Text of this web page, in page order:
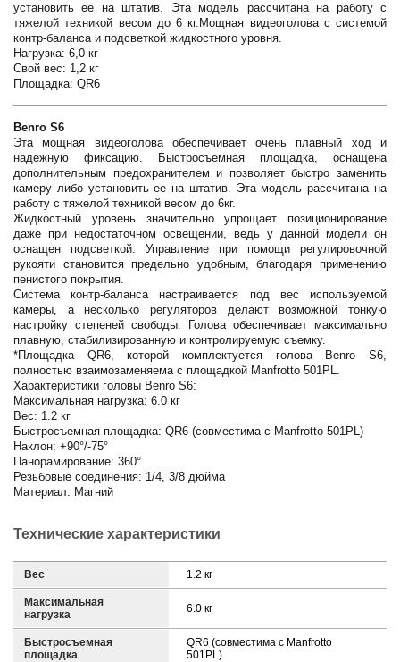
установить ее на штатив. Эта модель рассчитана на работу с
тяжелой техникой весом до 6 кг.Мощная видеоголова с системой
контр-баланса и подсветкой жидкостного уровня.
Нагрузка: 6,0 кг
Свой вес: 1,2 кг
Площадка: QR6
Benro S6
Эта мощная видеоголова обеспечивает очень плавный ход и
надежную фиксацию. Быстросъемная площадка, оснащена
дополнительным предохранителем и позволяет быстро заменить
камеру либо установить ее на штатив. Эта модель рассчитана на
работу с тяжелой техникой весом до 6кг.
Жидкостный уровень значительно упрощает позиционирование
даже при недостаточном освещении, ведь у данной модели он
оснащен подсветкой. Управление при помощи регулировочной
рукояти становится предельно удобным, благодаря применению
пенистого покрытия.
Система контр-баланса настраивается под вес используемой
камеры, а несколько регуляторов делают возможной тонкую
настройку степеней свободы. Голова обеспечивает максимально
плавную, стабилизированную и контролируемую съемку.
*Площадка QR6, которой комплектуется голова Benro S6,
полностью взаимозаменяема с площадкой Manfrotto 501PL.
Характеристики головы Benro S6:
Максимальная нагрузка: 6.0 кг
Вес: 1.2 кг
Быстросъемная площадка: QR6 (совместима с Manfrotto 501PL)
Наклон: +90°/-75°
Панорамирование: 360°
Резьбовые соединения: 1/4, 3/8 дюйма
Материал: Магний
Технические характеристики
Вес 1.2 кг
Максимальная
нагрузка
6.0 кг
Быстросъемная
площадка
QR6 (совместима с Manfrotto
501PL)